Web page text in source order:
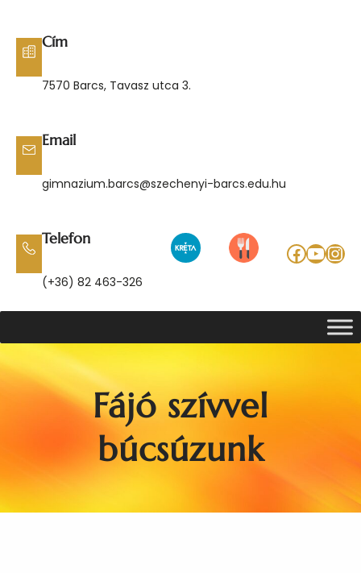
tartalomhoz
Cím
7570 Barcs, Tavasz utca 3.
Email
gimnazium.barcs@szechenyi-barcs.edu.hu
Telefon
(+36) 82 463-326
Fájó szívvel
búcsúzunk